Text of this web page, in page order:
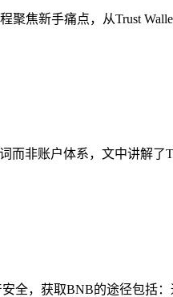
聚焦新手痛点，从Trust
而非账户体系，文中讲解了
全，获取BNB的途径包括